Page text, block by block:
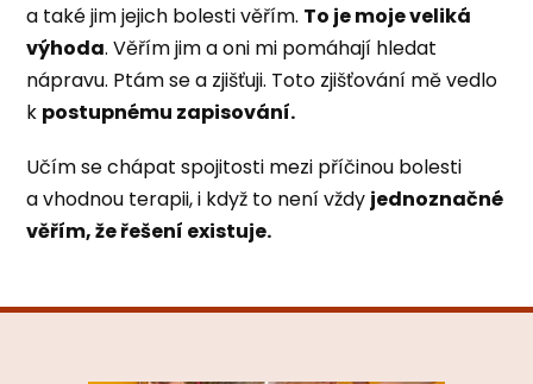
a také jim jejich bolesti věřím. To je moje veliká
výhoda. Věřím jim a oni mi pomáhají hledat
nápravu. Ptám se a zjišťuji. Toto zjišťování mě vedlo
k postupnému zapisování.
Učím se chápat spojitosti mezi příčinou bolesti
a vhodnou terapii, i když to není vždy jednoznačné
věřím, že řešení existuje.